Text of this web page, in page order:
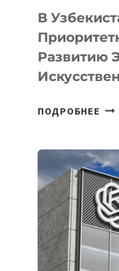
В
Развитию
ПОДРОБНЕЕ В
ПО